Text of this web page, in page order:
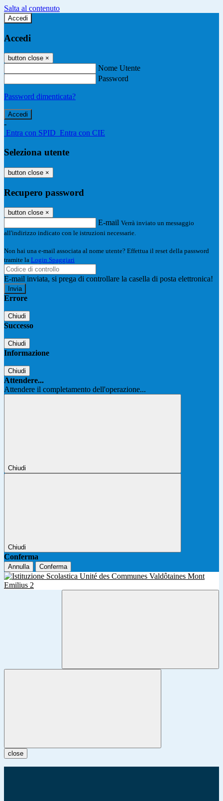
Salta al contenuto
Accedi
Accedi
button close ×
Nome Utente
Password
Password dimenticata?
-
Entra con SPID Entra con CIE
Seleziona utente
button close ×
Recupero password
button close ×
E-mail Verrà inviato un messaggio
all'indirizzo indicato con le istruzioni necessarie.
Non hai una e-mail associata al nome utente? Effettua il reset della password
tramite la Login Spaggiari
E-mail inviata, si prega di controllare la casella di posta elettronica!
Errore
Chiudi
Successo
Chiudi
Informazione
Chiudi
Attendere...
Attendere il completamento dell'operazione...
Chiudi
Chiudi
Conferma
Annulla Conferma
close